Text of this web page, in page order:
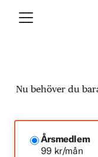
Nu behöver du
Årsmedlem
99 kr/mån